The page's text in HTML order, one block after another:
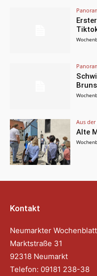
Aus der
Alte
Kontakt
Neumarkter
Marktstraße 31
92318 Neumarkt
Telefon: 09181 238-38